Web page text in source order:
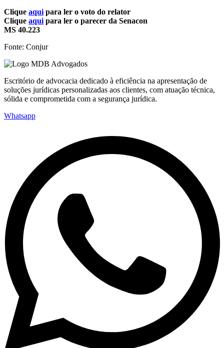
Clique aqui para ler o voto do relator
Clique aqui para ler o parecer da Senacon
MS 40.223
Fonte: Conjur
Escritório de advocacia dedicado à eficiência na apresentação de
soluções jurídicas personalizadas aos clientes, com atuação técnica,
sólida e comprometida com a segurança jurídica.
Whatsapp